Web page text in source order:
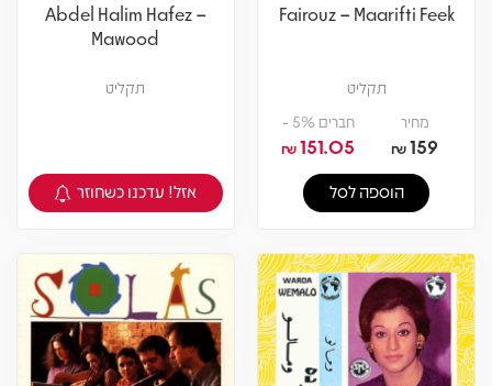
Fairouz – Maarifti Feek
תקליט
מחיר
159
₪
חברים 5% -
151.05
₪
הוספה לסל
Abdel Halim Hafez –
Mawood
תקליט
צפיה במוצר
אזל! עדכנו כשחוזר